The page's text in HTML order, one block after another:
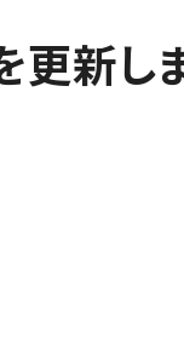
更新し